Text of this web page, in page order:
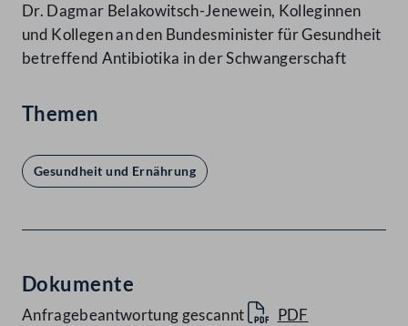
Dr. Dagmar Belakowitsch-Jenewein, Kolleginnen
und Kollegen an den Bundesminister für Gesundheit
betreffend Antibiotika in der Schwangerschaft
Themen
Gesundheit und Ernährung
Dokumente
Anfragebeantwortung gescannt
PDF